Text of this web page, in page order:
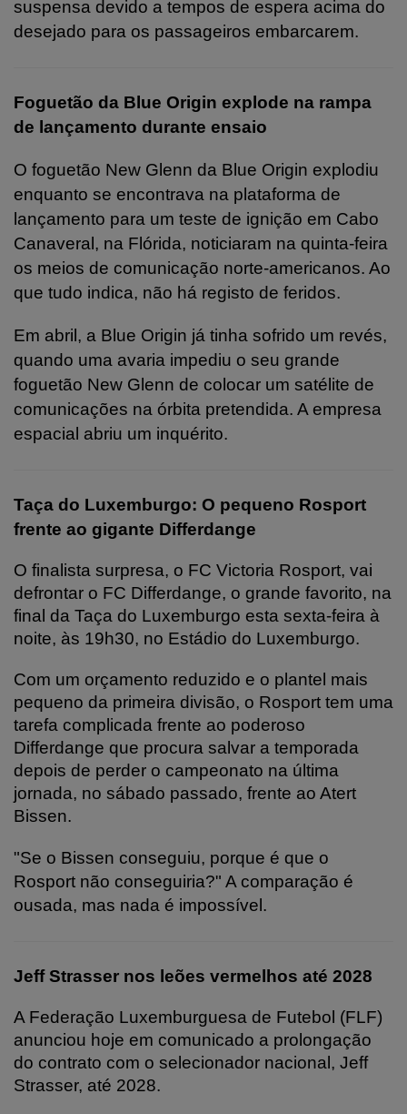
suspensa devido a tempos de espera acima do
desejado para os passageiros embarcarem.
Foguetão da Blue Origin explode na rampa
de lançamento durante ensaio
O foguetão New Glenn da Blue Origin explodiu
enquanto se encontrava na plataforma de
lançamento para um teste de ignição em Cabo
Canaveral, na Flórida, noticiaram na quinta-feira
os meios de comunicação norte-americanos. Ao
que tudo indica, não há registo de feridos.
Em abril, a Blue Origin já tinha sofrido um revés,
quando uma avaria impediu o seu grande
foguetão New Glenn de colocar um satélite de
comunicações na órbita pretendida. A empresa
espacial abriu um inquérito.
Taça do Luxemburgo: O pequeno Rosport
frente ao gigante Differdange
O finalista surpresa, o FC Victoria Rosport, vai
defrontar o FC Differdange, o grande favorito, na
final da Taça do Luxemburgo esta sexta-feira à
noite, às 19h30, no Estádio do Luxemburgo.
Com um orçamento reduzido e o plantel mais
pequeno da primeira divisão, o Rosport tem uma
tarefa complicada frente ao poderoso
Differdange que procura salvar a temporada
depois de perder o campeonato na última
jornada, no sábado passado, frente ao Atert
Bissen.
"Se o Bissen conseguiu, porque é que o
Rosport não conseguiria?" A comparação é
ousada, mas nada é impossível.
Jeff Strasser nos leões vermelhos até 2028
A Federação Luxemburguesa de Futebol (FLF)
anunciou hoje em comunicado a prolongação
do contrato com o selecionador nacional, Jeff
Strasser, até 2028.